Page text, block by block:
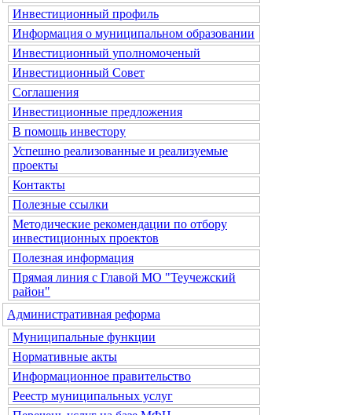
Инвестиционный профиль
Информация о муниципальном образовании
Инвестиционный уполномоченый
Инвестиционный Совет
Соглашения
Инвестиционные предложения
В помощь инвестору
Успешно реализованные и реализуемые
проекты
Контакты
Полезные ссылки
Методические рекомендации по отбору
инвестиционных проектов
Полезная информация
Прямая линия с Главой МО "Теучежский
район"
Административная реформа
Муниципальные функции
Нормативные акты
Информационное правительство
Реестр муниципальных услуг